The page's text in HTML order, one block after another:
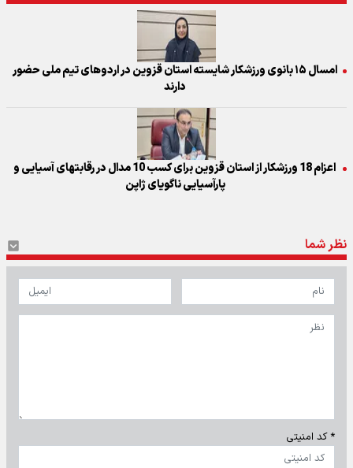
امسال ۱۵ بانوی ورزشکار شایسته استان قزوین در اردوهای تیم ملی حضور
دارند
اعزام 18 ورزشکار از استان قزوین برای کسب 10 مدال در رقابتهای آسیایی و
پارآسیایی ناگویای ژاپن
نظر شما
* کد امنیتی